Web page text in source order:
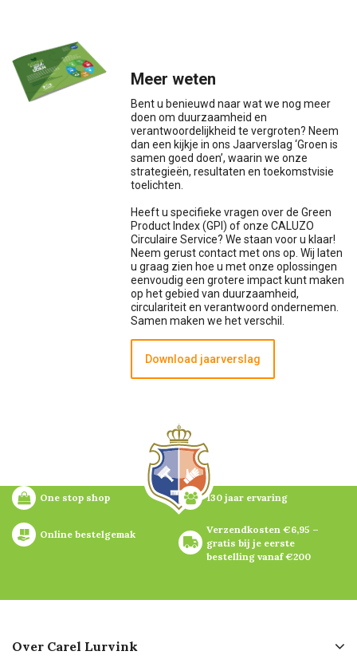
Meer weten
Bent u benieuwd naar wat we nog meer
doen om duurzaamheid en
verantwoordelijkheid te vergroten? Neem
dan een kijkje in ons Jaarverslag ‘Groen is
samen goed doen’, waarin we onze
strategieën, resultaten en toekomstvisie
toelichten.
Heeft u specifieke vragen over de Green
Product Index (GPI) of onze CALUZO
Circulaire Service? We staan voor u klaar!
Neem gerust contact met ons op. Wij laten
u graag zien hoe u met onze oplossingen
eenvoudig een grotere impact kunt maken
op het gebied van duurzaamheid,
circulariteit en verantwoord ondernemen.
Samen maken we het verschil.
Download jaarverslag
One stop shop 130 jaar ervaring
Online bestelgemak
Verzendkosten €6,95 –
gratis bij je eerste
bestelling vanaf €200
Over Carel Lurvink